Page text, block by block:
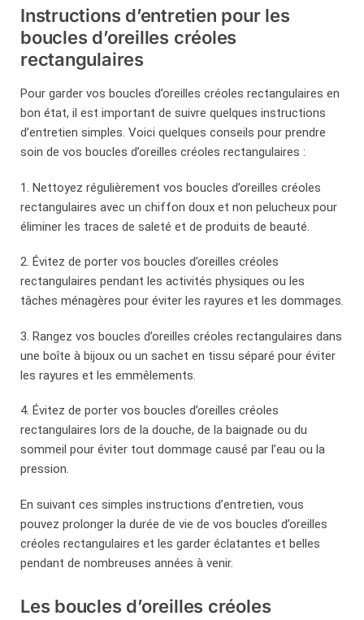
Instructions d’entretien pour les
boucles d’oreilles créoles
rectangulaires
Pour garder vos boucles d’oreilles créoles rectangulaires en
bon état, il est important de suivre quelques instructions
d’entretien simples. Voici quelques conseils pour prendre
soin de vos boucles d’oreilles créoles rectangulaires :
1. Nettoyez régulièrement vos boucles d’oreilles créoles
rectangulaires avec un chiffon doux et non pelucheux pour
éliminer les traces de saleté et de produits de beauté.
2. Évitez de porter vos boucles d’oreilles créoles
rectangulaires pendant les activités physiques ou les
tâches ménagères pour éviter les rayures et les dommages.
3. Rangez vos boucles d’oreilles créoles rectangulaires dans
une boîte à bijoux ou un sachet en tissu séparé pour éviter
les rayures et les emmêlements.
4. Évitez de porter vos boucles d’oreilles créoles
rectangulaires lors de la douche, de la baignade ou du
sommeil pour éviter tout dommage causé par l’eau ou la
pression.
En suivant ces simples instructions d’entretien, vous
pouvez prolonger la durée de vie de vos boucles d’oreilles
créoles rectangulaires et les garder éclatantes et belles
pendant de nombreuses années à venir.
Les boucles d’oreilles créoles